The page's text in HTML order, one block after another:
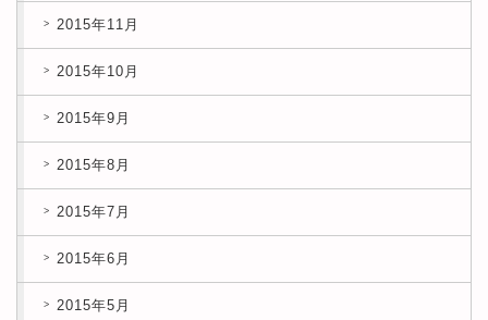
2015年11月
2015年10月
2015年9月
2015年8月
2015年7月
2015年6月
2015年5月